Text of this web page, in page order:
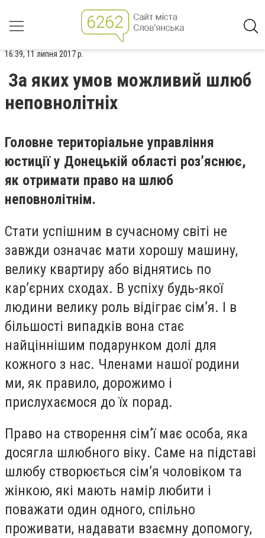
16:39, 11 липня 2017 р.
За яких умов можливий шлюб
неповнолітніх
Головне територіальне управління
юстиції у Донецькій області роз’яснює,
як отримати право на шлюб
неповнолітнім.
Стати успішним в сучасному світі не
завжди означає мати хорошу машину,
велику квартиру або віднятись по
кар’єрних сходах. В успіху будь-якої
людини велику роль відіграє сім’я. І в
більшості випадків вона стає
найціннішим подарунком долі для
кожного з нас. Членами нашої родини
ми, як правило, дорожимо і
прислухаємося до їх порад.
Право на створення сім’ї має особа, яка
досягла шлюбного віку. Саме на підставі
шлюбу створюється сім’я чоловіком та
жінкою, які мають намір любити і
поважати один одного, спільно
проживати, надавати взаємну допомогу,